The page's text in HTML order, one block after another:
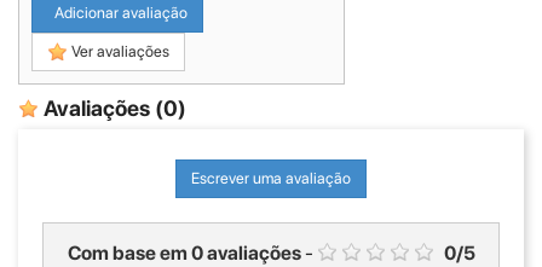
Adicionar avaliação
Ver avaliações
Avaliações (0)
Escrever uma avaliação
Com base em 0avaliações- 0/5